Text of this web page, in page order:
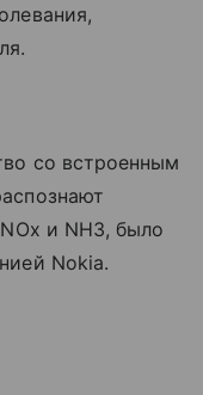
со встроенным
и NH3, было
Nokia.